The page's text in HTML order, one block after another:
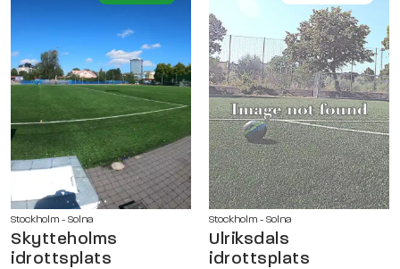
Stockholm - Solna
Skytteholms
idrottsplats
Stockholm - Solna
Ulriksdals
idrottsplats